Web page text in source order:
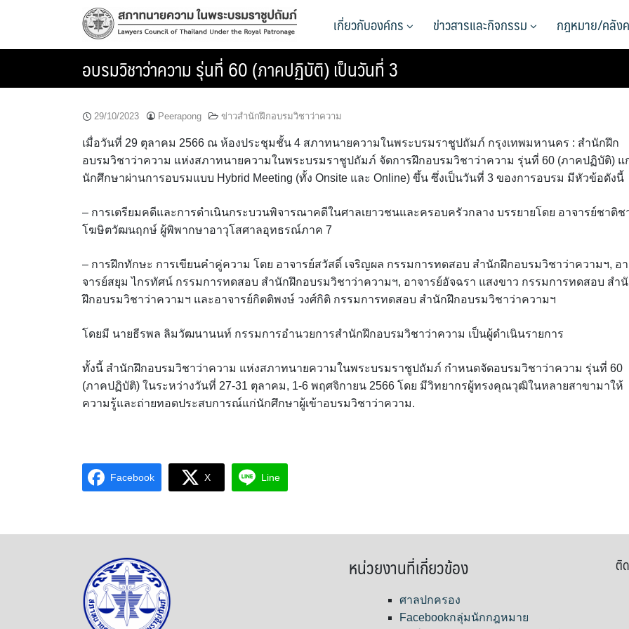
เกี่ยวกับองค์กร ข่าวสารและกิจกรรม กฎหมาย/คลัง
อบรมวิชาว่าความ รุ่นที่ 60 (ภาคปฏิบัติ) เป็นวันที่ 3
29/10/2023 Peerapong ข่าวสำนักฝึกอบรมวิชาว่าความ
เมื่อวันที่ 29 ตุลาคม 2566 ณ ห้องประชุมชั้น 4 สภาทนายความในพระบรมราชูปถัมภ์ กรุงเทพมหานคร : สำนักฝึก
อบรมวิชาว่าความ แห่งสภาทนายความในพระบรมราชูปถัมภ์ จัดการฝึกอบรมวิชาว่าความ รุ่นที่ 60 (ภาคปฏิบัติ) แ
นักศึกษาผ่านการอบรมแบบ Hybrid Meeting (ทั้ง Onsite และ Online) ขึ้น ซึ่งเป็นวันที่ 3 ของการอบรม มีหัวข้อดังนี้
– การเตรียมคดีและการดำเนินกระบวนพิจารณาคดีในศาลเยาวชนและครอบครัวกลาง บรรยายโดย อาจารย์ชาติช
โฆษิตวัฒนฤกษ์ ผู้พิพากษาอาวุโสศาลอุทธรณ์ภาค 7
– การฝึกทักษะ การเขียนคำคู่ความ โดย อาจารย์สวัสดิ์ เจริญผล กรรมการทดสอบ สำนักฝึกอบรมวิชาว่าความฯ, อา
จารย์สยุม ไกรทัศน์ กรรมการทดสอบ สำนักฝึกอบรมวิชาว่าความฯ, อาจารย์อัจฉรา แสงขาว กรรมการทดสอบ สำ
ฝึกอบรมวิชาว่าความฯ และอาจารย์กิตติพงษ์ วงศ์กิติ กรรมการทดสอบ สำนักฝึกอบรมวิชาว่าความฯ
โดยมี นายธีรพล ลิมวัฒนานนท์ กรรมการอำนวยการสำนักฝึกอบรมวิชาว่าความ เป็นผู้ดำเนินรายการ
ทั้งนี้ สำนักฝึกอบรมวิชาว่าความ แห่งสภาทนายความในพระบรมราชูปถัมภ์ กำหนดจัดอบรมวิชาว่าความ รุ่นที่ 60
(ภาคปฏิบัติ) ในระหว่างวันที่ 27-31 ตุลาคม, 1-6 พฤศจิกายน 2566 โดย มีวิทยากรผู้ทรงคุณวุฒิในหลายสาขามาให้
ความรู้และถ่ายทอดประสบการณ์แก่นักศึกษาผู้เข้าอบรมวิชาว่าความ.
Facebook X Line
หน่วยงานที่เกี่ยวข้อง
ศาลปกครอง
Facebookกลุ่มนักกฎหมาย
ติ